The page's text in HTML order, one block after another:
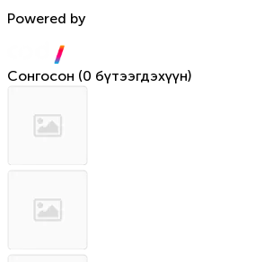
Powered by
Сонгосон (0 бүтээгдэхүүн)